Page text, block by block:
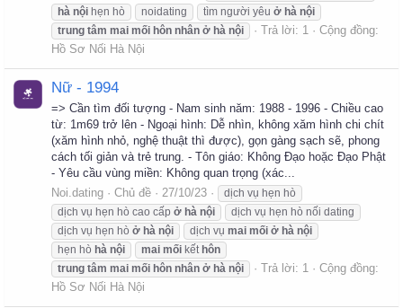
hà nội hẹn hò noidating tìm người yêu ở hà nội
trung tâm mai mối hôn nhân ở hà nội Trả lời: 1
Cộng đồng:
Hồ Sơ Nối Hà Nội
Nữ - 1994
=> Cần tìm đối tượng - Nam sinh năm: 1988 - 1996 - Chiều cao
từ: 1m69 trở lên - Ngoại hình: Dễ nhìn, không xăm hình chi chít
(xăm hình nhỏ, nghệ thuật thì được), gọn gàng sạch sẽ, phong
cách tối giản và trẻ trung. - Tôn giáo: Không Đạo hoặc Đạo Phật
- Yêu cầu vùng miền: Không quan trọng (xác...
Noi.dating
Chủ đề 27/10/23
dịch vụ hẹn hò
dịch vụ hẹn hò cao cấp ở hà nội
dịch vụ hẹn hò nối dating
dịch vụ hẹn hò ở hà nội dịch vụ mai mối ở hà nội
hẹn hò hà nội mai mối kết hôn
trung tâm mai mối hôn nhân ở hà nội Trả lời: 1
Cộng đồng:
Hồ Sơ Nối Hà Nội